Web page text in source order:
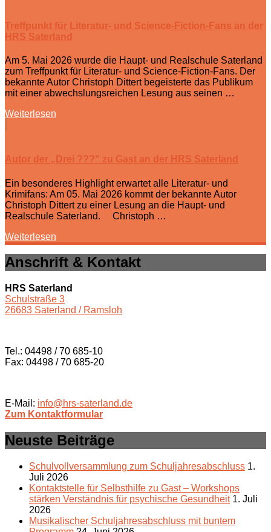
Treffpunkt für Literatur- und Science-Fiction-Fans an der
HRS Saterland
Am 5. Mai 2026 wurde die Haupt- und Realschule Saterland
zum Treffpunkt für Literatur- und Science-Fiction-Fans. Der
bekannte Autor Christoph Dittert begeisterte das Publikum
mit einer abwechslungsreichen Lesung aus seinen …
Weiterlesen
Autor der „Drei ???“ zu Gast an der HRS Saterland
Ein besonderes Highlight erwartet alle Literatur- und
Krimifans: Am 05. Mai 2026 kommt der bekannte Autor
Christoph Dittert zu einer Lesung an die Haupt- und
Realschule Saterland. Christoph …
Weiterlesen
Anschrift & Kontakt
HRS Saterland
Schulstraße 3
26683 Saterland / Ramsloh
Tel.: 04498 / 70 685-10
Fax: 04498 / 70 685-20
E-Mail: info@hrs-saterland.de
Zum Kontaktformular
Neuste Beiträge
Schulvollversammlung zum Schuljahresabschluss 1.
Juli 2026
Kontaktstelle für Selbsthilfe zu Gast – Workshops
stärken Verständnis für psychische Gesundheit 1. Juli
2026
Musikalischer Schuljahresabschluss mit buntem